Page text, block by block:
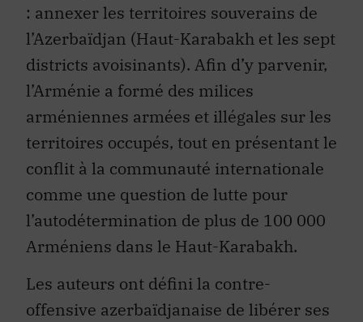
: annexer les territoires souverains de
l’Azerbaïdjan (Haut-Karabakh et les sept
districts avoisinants). Afin d’y parvenir,
l’Arménie a formé des milices
arméniennes armées et illégales sur les
territoires occupés, tout en présentant le
conflit à la communauté internationale
comme une question de lutte pour
l’autodétermination de plus de 100 000
Arméniens dans le Haut-Karabakh.
Les auteurs ont défini la contre-
offensive azerbaïdjanaise de libérer ses